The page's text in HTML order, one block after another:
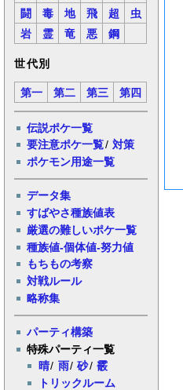
闘
毒 地 飛 超
虫
岩
霊 竜 悪 鋼
世代別
第一 第二 第三 第四
伝説ポケ一覧
要注意ポケ一覧/ 対策
ポケモン用途一覧
データ集
すばやさ種族値表
厳選の難しいポケ一覧
種族値-個体値-努力値
もちもの考察
対戦ルール
略称集
パーティ構築
特殊パーティ一覧
晴/ 雨/ 砂/ 霰
トリックルーム